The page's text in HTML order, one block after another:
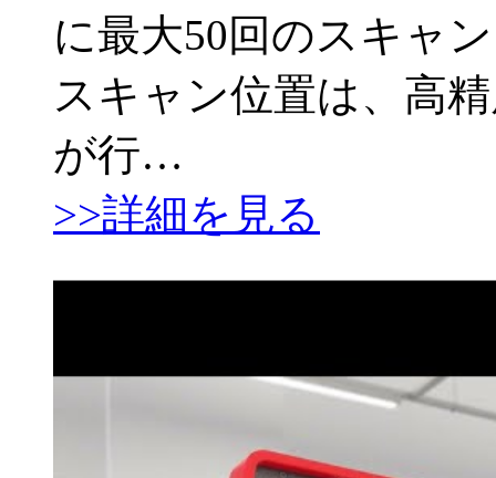
に最大50回のスキャ
スキャン位置は、高
が行…
>>詳細を見る